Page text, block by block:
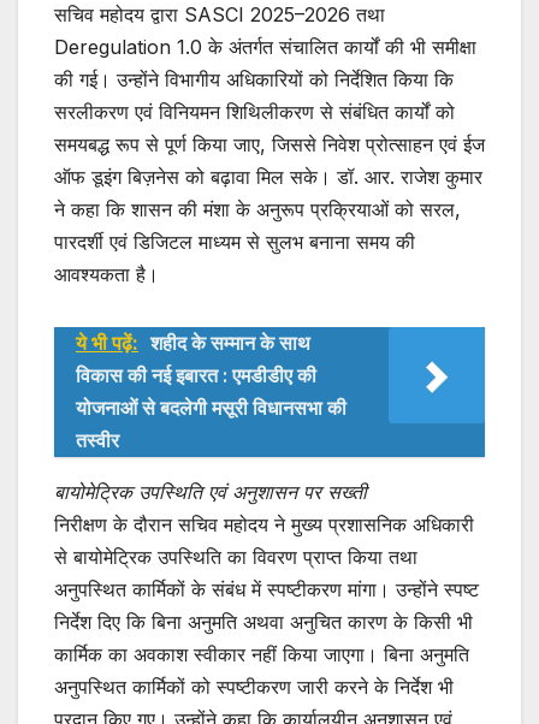
सचिव महोदय द्वारा SASCI 2025–2026 तथा
Deregulation 1.0 के अंतर्गत संचालित कार्यों की भी समीक्षा
की गई। उन्होंने विभागीय अधिकारियों को निर्देशित किया कि
सरलीकरण एवं विनियमन शिथिलीकरण से संबंधित कार्यों को
समयबद्ध रूप से पूर्ण किया जाए, जिससे निवेश प्रोत्साहन एवं ईज
ऑफ डूइंग बिज़नेस को बढ़ावा मिल सके। डॉ. आर. राजेश कुमार
ने कहा कि शासन की मंशा के अनुरूप प्रक्रियाओं को सरल,
पारदर्शी एवं डिजिटल माध्यम से सुलभ बनाना समय की
आवश्यकता है।
ये भी पढ़ें: शहीद के सम्मान के साथ
विकास की नई इबारत : एमडीडीए की
योजनाओं से बदलेगी मसूरी विधानसभा की
तस्वीर
बायोमेट्रिक उपस्थिति एवं अनुशासन पर सख्ती
निरीक्षण के दौरान सचिव महोदय ने मुख्य प्रशासनिक अधिकारी
से बायोमेट्रिक उपस्थिति का विवरण प्राप्त किया तथा
अनुपस्थित कार्मिकों के संबंध में स्पष्टीकरण मांगा। उन्होंने स्पष्ट
निर्देश दिए कि बिना अनुमति अथवा अनुचित कारण के किसी भी
कार्मिक का अवकाश स्वीकार नहीं किया जाएगा। बिना अनुमति
अनुपस्थित कार्मिकों को स्पष्टीकरण जारी करने के निर्देश भी
प्रदान किए गए। उन्होंने कहा कि कार्यालयीन अनुशासन एवं